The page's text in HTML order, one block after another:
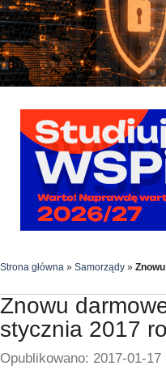
Strona główna » Samorządy »
Znowu
stycznia 2017
Opublikowano: 2017-01-